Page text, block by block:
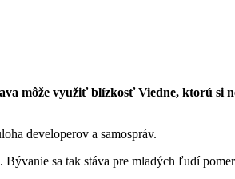
môže využiť blízkosť Viedne, ktorú si
developerov a samospráv.
sa tak stáva pre mladých ľudí